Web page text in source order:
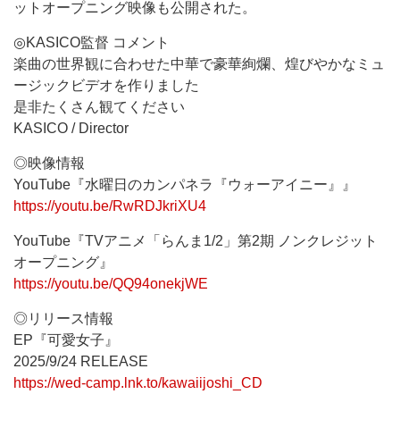
ットオープニング映像も公開された。
◎KASICO監督 コメント
楽曲の世界観に合わせた中華で豪華絢爛、煌びやかなミュ
ージックビデオを作りました
是非たくさん観てください
KASICO / Director
◎映像情報
YouTube『水曜日のカンパネラ『ウォーアイニー』』
https://youtu.be/RwRDJkriXU4
YouTube『TVアニメ「らんま1/2」第2期 ノンクレジット
オープニング』
https://youtu.be/QQ94onekjWE
◎リリース情報
EP『可愛女子』
2025/9/24 RELEASE
https://wed-camp.lnk.to/kawaiijoshi_CD